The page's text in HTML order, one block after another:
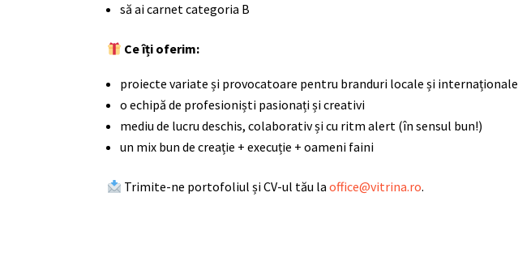
să ai carnet categoria B
Ce îți oferim:
proiecte variate și provocatoare pentru branduri locale și internaționale
o echipă de profesioniști pasionați și creativi
mediu de lucru deschis, colaborativ și cu ritm alert (în sensul bun!)
un mix bun de creație + execuție + oameni faini
Trimite-ne portofoliul și CV-ul tău laoffice@vitrina.ro.